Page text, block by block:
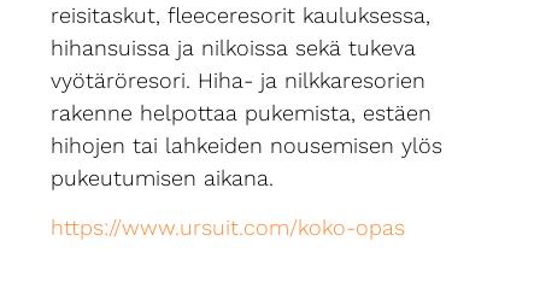
reisitaskut, fleeceresorit kauluksessa,
hihansuissa ja nilkoissa sekä tukeva
vyötäröresori. Hiha- ja nilkkaresorien
rakenne helpottaa pukemista, estäen
hihojen tai lahkeiden nousemisen ylös
pukeutumisen aikana.
https://www.ursuit.com/koko-opas